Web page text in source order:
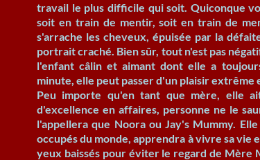
travail le plus difficile qui soit. Quiconque
soit en train de mentir, soit en train de
s'arrache les cheveux, épuisée par la
portrait craché. Bien sûr, tout n'est pas
l'enfant câlin et aimant dont elle a
minute, elle peut passer d'un plaisir
Peu importe qu'en tant que mère, elle
d'excellence en affaires, personne ne le
l'appellera que Noora ou Jay's Mummy.
occupés du monde, apprendra à vivre sa vie
yeux baissés pour éviter le regard de Mère